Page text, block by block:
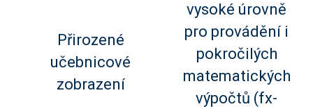
Přirozené
učebnicové
zobrazení
vysoké úrovně
pro provádění i
pokročilých
matematických
výpočtů (fx-